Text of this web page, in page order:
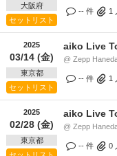
大阪府
セットリスト
-- 件 1
2025
03/14 (金)
東京都
セットリスト
aiko Live
@ Zepp
-- 件 1
2025
02/28 (金)
東京都
セットリスト
aiko Live
@ Zepp
-- 件 0